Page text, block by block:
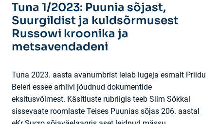
Tuna 1/2023: Puunia sõjast,
Suurgildist ja kuldsõrmusest
Russowi kroonika ja
metsavendadeni
Tuna 2023. aasta avanumbrist leiab lugeja esmalt Priidu
Beieri essee arhiivi jõudnud dokumentide
eksitusvõimest. Käsitluste rubriigis teeb Siim Sõkkal
sissevaate roomlaste Teises Puunias sõjas 206. aastal